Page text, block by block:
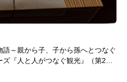
～親から子、子から孫へとつなぐ
ズ『人と人がつなぐ観光』（第2